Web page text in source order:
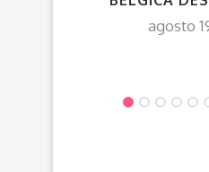
agosto